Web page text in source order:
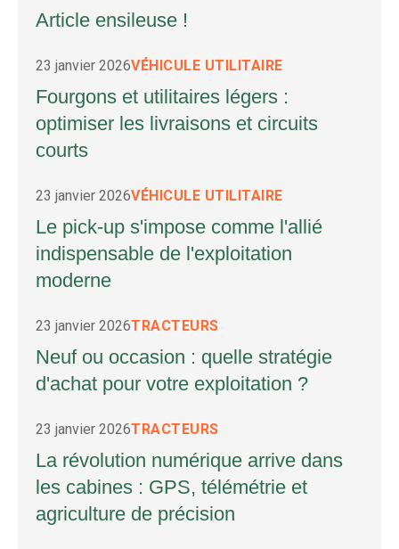
Article ensileuse !
23 janvier 2026VÉHICULE UTILITAIRE
Fourgons et utilitaires légers :
optimiser les livraisons et circuits
courts
23 janvier 2026VÉHICULE UTILITAIRE
Le pick-up s'impose comme l'allié
indispensable de l'exploitation
moderne
23 janvier 2026TRACTEURS
Neuf ou occasion : quelle stratégie
d'achat pour votre exploitation ?
23 janvier 2026TRACTEURS
La révolution numérique arrive dans
les cabines : GPS, télémétrie et
agriculture de précision